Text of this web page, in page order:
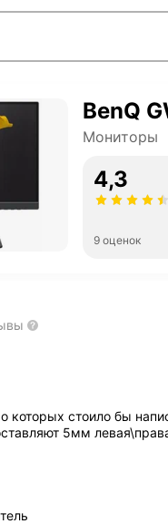
BenQ
Мониторы
4,3
9 оценок
которых стоило бы
5мм